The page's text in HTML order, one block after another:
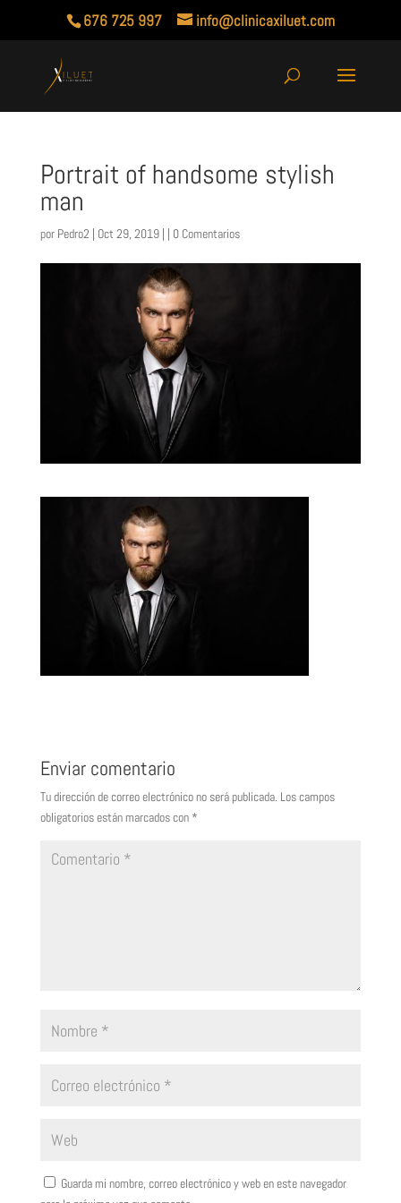
676 725 997 info@clinicaxiluet.com
Portrait of handsome stylish
man
por Pedro2 | Oct 29, 2019 | | 0 Comentarios
Enviar comentario
Tu dirección de correo electrónico no será publicada. Los campos
obligatorios están marcados con *
Guarda mi nombre, correo electrónico y web en este navegador